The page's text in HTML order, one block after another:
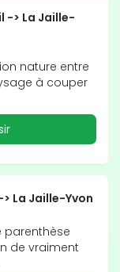
-> La Jaille-
nature entre
à couper
La Jaille-Yvon
parenthèse
de vraiment